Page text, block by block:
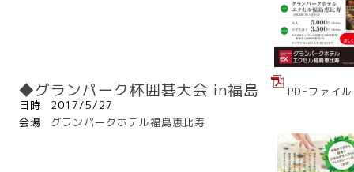
◆グランパーク杯囲碁大会 in福島
PDFファイル
日時
2017/5/27
会場
グランパークホテル福島恵比寿